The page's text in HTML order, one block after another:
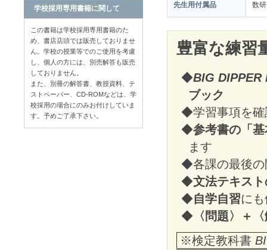
先生用付属品 数
豊富な練習
◆BIG DIPPER
ブック
◆学習事項を確
◆参考書の「
ます
◆各課の最後の
◆文法テキス
◆自学自習に
◆ 〈問題〉＋
※検定教科書
学校採用専用書籍に関して
この書籍は学校採用専用書籍のた
め、書店店頭では販売しておりませ
ん。学校の授業等でのご使用を考慮
し、個人の方には、別売解答も販売
しておりません。
また、別冊の解答書、教授資料、テ
ストペーパー、CD-ROMなどは、学
校採用の場合にのみお付けしていま
す。予めご了承下さい。